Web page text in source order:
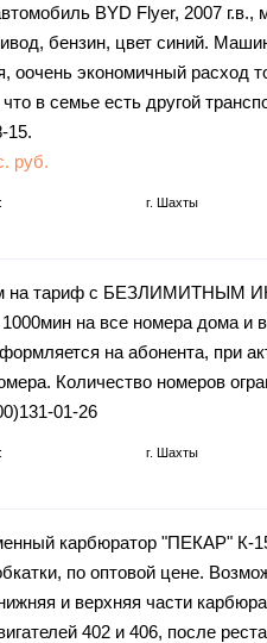
BYD Flyer, 2007 г.в.,
бензин, цвет синий.
оочень экономичный расход
в семье есть другой
15.
руб.
г. Шахты
на тариф с БЕЗЛИМИТНЫМ
на все номера дома и
на абонента, при
Количество номеров
01-26
г. Шахты
карбюратор "ПЕКАР" К-
по оптовой цене.
и верхняя части
402 и 406, после